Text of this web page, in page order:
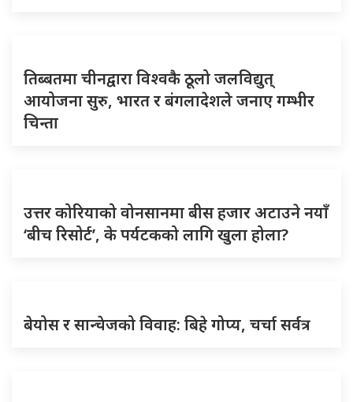
तिब्बतमा चीनद्वारा विश्वकै ठूलो जलविद्युत्
आयोजना सुरु, भारत र बंगलादेशले जनाए गम्भीर
चिन्ता
उत्तर कोरियाको वोनसानमा बीस हजार अटाउने नयाँ
‘बीच रिसोर्ट’, के पर्यटकको लागि खुला होला?
बेयोस र सान्चेजको विवाह: बिहे गोप्य, चर्चा सर्वत्र